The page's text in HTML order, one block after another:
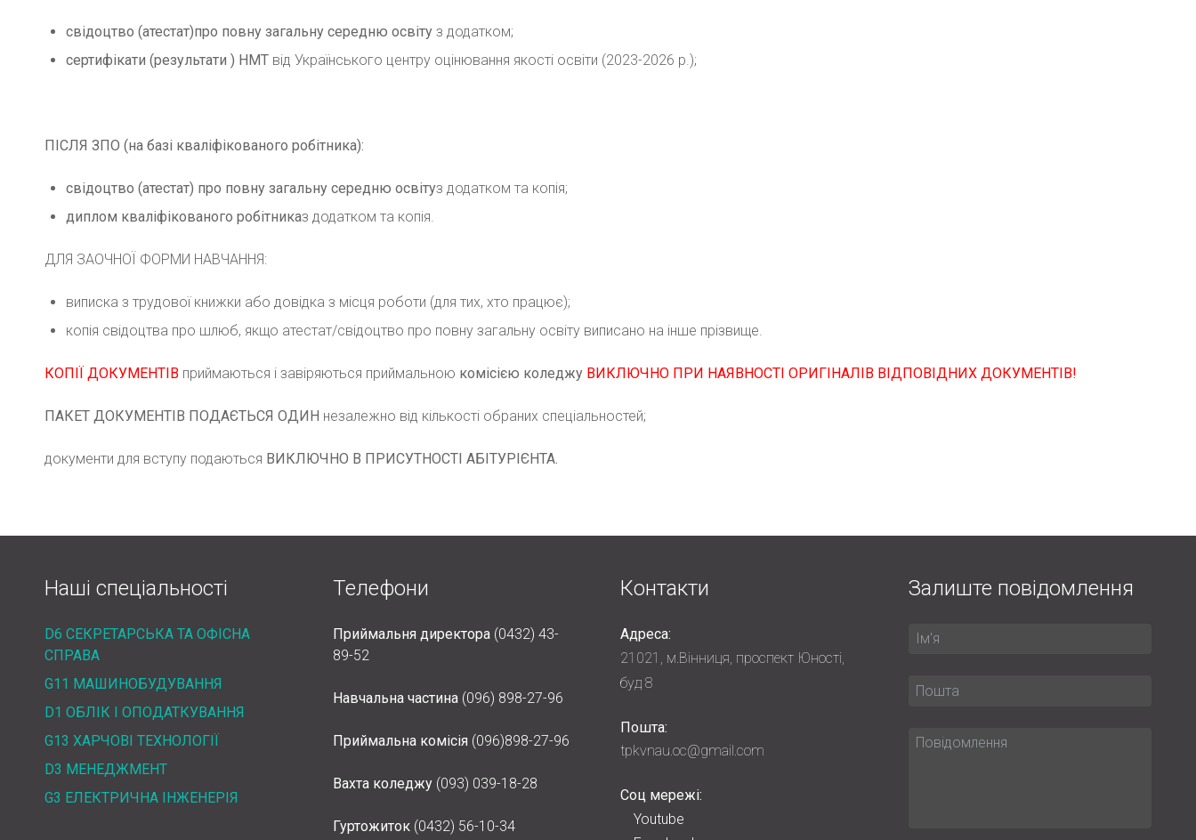
свідоцтво (атестат)про повну загальну середню освіту з додатком;
сертифікати (результати ) НМТ від Українського центру оцінювання якості освіти (2023-2026 р.);
ПІСЛЯ ЗПО (на базі кваліфікованого робітника):
свідоцтво (атестат) про повну загальну середню освітуз додатком та копія;
диплом кваліфікованого робітниказ додатком та копія.
ДЛЯ ЗАОЧНОЇ ФОРМИ НАВЧАННЯ:
виписка з трудової книжки або довідка з місця роботи (для тих, хто працює);
копія свідоцтва про шлюб, якщо атестат/свідоцтво про повну загальну освіту виписано на інше прізвище.
КОПІЇ ДОКУМЕНТІВ приймаються і завіряються приймальною комісією коледжу ВИКЛЮЧНО ПРИ НАЯВНОСТІ ОРИГІНАЛІВ ВІДПОВІДНИХ ДОКУМЕНТІВ!
ПАКЕТ ДОКУМЕНТІВ ПОДАЄТЬСЯ ОДИН незалежно від кількості обраних спеціальностей;
документи для вступу подаються ВИКЛЮЧНО В ПРИСУТНОСТІ АБІТУРІЄНТА.
Наші спеціальності
D6 СЕКРЕТАРСЬКА ТА ОФІСНА
СПРАВА
G11 МАШИНОБУДУВАННЯ
D1 ОБЛІК І ОПОДАТКУВАННЯ
G13 ХАРЧОВІ ТЕХНОЛОГІЇ
D3 МЕНЕДЖМЕНТ
G3 ЕЛЕКТРИЧНА ІНЖЕНЕРІЯ
Телефони
Приймальня директора(0432) 43-
89-52
Навчальна частина(096) 898-27-96
Приймальна комісія (096)898-27-96
Вахта коледжу(093) 039-18-28
Гуртожиток(0432) 56-10-34
Контакти
Адреса:
21021, м.Вінниця, проспект Юності,
буд 8
Пошта:
tpkvnau.oc@gmail.com
Соц мережі:
Youtube
Залиште повідомлення